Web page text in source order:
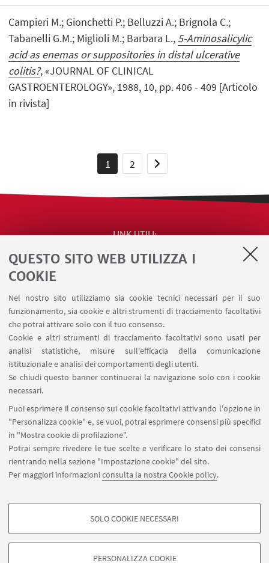
QUESTO SITO WEB UTILIZZA I
COOKIE
Nel nostro sito utilizziamo sia cookie tecnici necessari per il suo
funzionamento, sia cookie e altri strumenti di tracciamento facoltativi
che potrai attivare solo con il tuo consenso.
Cookie e altri strumenti di tracciamento facoltativi sono usati per
analisi statistiche, misure sull'efficacia della comunicazione
istituzionale e analisi dei comportamenti degli utenti.
Se chiudi questo banner continuerai la navigazione solo con i cookie
necessari.
Puoi esprimere il consenso sui cookie facoltativi attivando l'opzione in
"Personalizza cookie" e, se vuoi, potrai esprimere consensi più specifici
in "Mostra cookie di profilazione".
Potrai sempre rivedere le tue scelte e verificare lo stato dei consensi
rientrando nella sezione "Impostazione cookie" del sito.
Per maggiori informazioniconsulta la nostra Cookie policy.
COOKIE DI PROFILAZIONE - FACOLTATIVI
SOLO COOKIE NECESSARI
PERSONALIZZA COOKIE
Campieri M.; Gionchetti P.; Belluzzi A.; Brignola C.;
Tabanelli G.M.; Miglioli M.; Barbara L., 5-Aminosalicylic
acid as enemas or suppositories in distal ulcerative
colitis?, «JOURNAL OF CLINICAL
GASTROENTEROLOGY», 1988, 10, pp. 406 - 409 [Articolo
in rivista]
1 2
LINK UTILI
Contatti
comunicazione (riservato ai docenti)
Carta dei servizi
SEGUI IL DIPARTIMENTO SU:
SEGUI UNIBO SU:
APP:
©Copyright 2026 - ALMA MATER STUDIORUM - Università di
Bologna - Via Zamboni, 33 - 40126 Bologna - PI: 01131710376 - CF: